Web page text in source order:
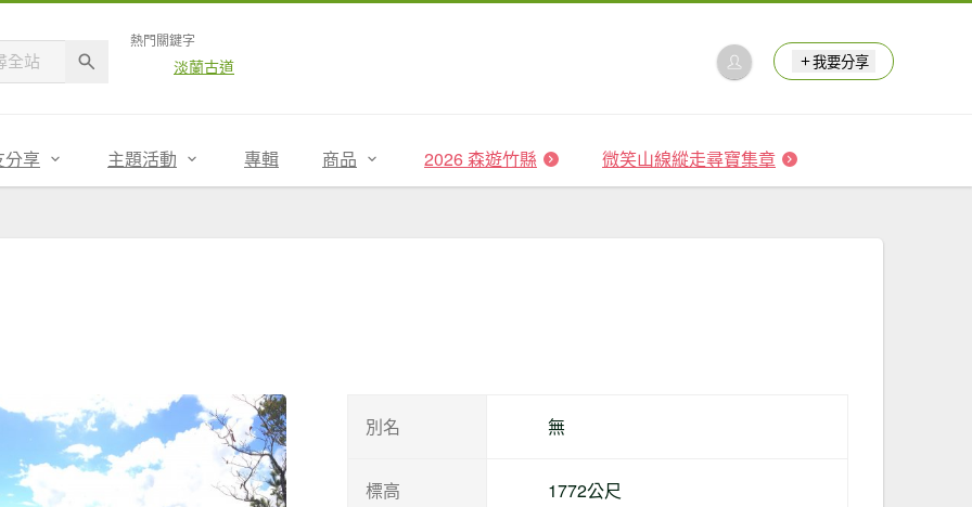
熱門關鍵字
淡蘭古道 我要分享
分享 主題活動 專輯 商品 2026 森遊竹縣 微笑山線縱走尋寶集章
別名 無
標高 1772公尺